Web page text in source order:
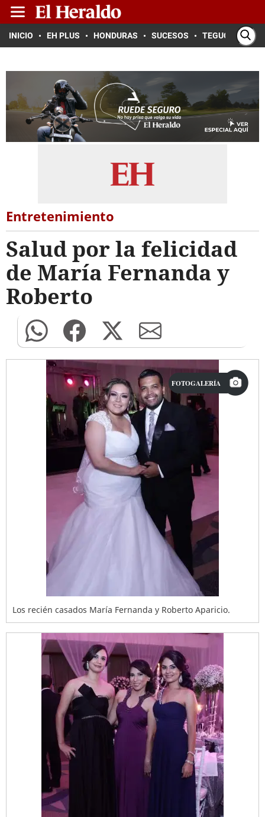
INICIO EH PLUS HONDURAS SUCESOS TEGUCIGALPA
Entretenimiento
Salud por la felicidad
de María Fernanda y
Roberto
FOTOGALERÍA
Los recién casados María Fernanda y Roberto Aparicio.